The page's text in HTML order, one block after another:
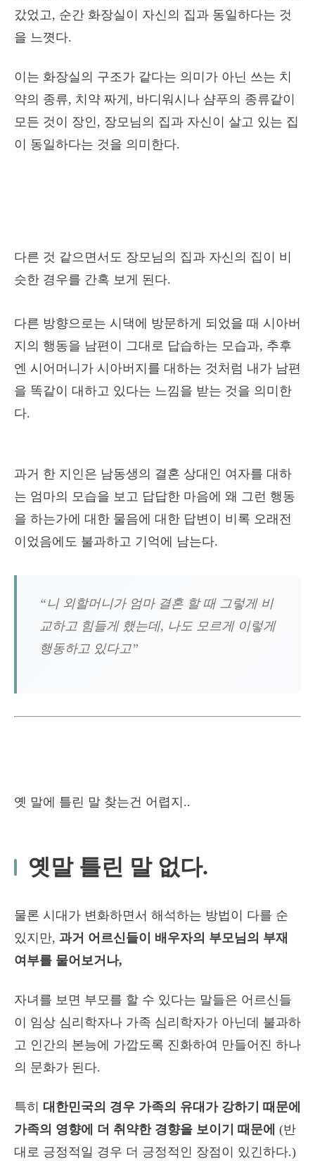
갔었고, 순간 화장실이 자신의 집과 동일하다는 것
을 느꼇다.
이는 화장실의 구조가 같다는 의미가 아닌 쓰는 치
약의 종류, 치약 짜게, 바디워시나 샴푸의 종류같이
모든 것이 장인, 장모님의 집과 자신이 살고 있는 집
이 동일하다는 것을 의미한다.
다른 것 같으면서도 장모님의 집과 자신의 집이 비
슷한 경우를 간혹 보게 된다.
다른 방향으로는 시댁에 방문하게 되었을 때 시아버
지의 행동을 남편이 그대로 답습하는 모습과, 추후
엔 시어머니가 시아버지를 대하는 것처럼 내가 남편
을 똑같이 대하고 있다는 느낌을 받는 것을 의미한
다.
과거 한 지인은 남동생의 결혼 상대인 여자를 대하
는 엄마의 모습을 보고 답답한 마음에 왜 그런 행동
을 하는가에 대한 물음에 대한 답변이 비록 오래전
이었음에도 불과하고 기억에 남는다.
“니 외할머니가 엄마 결혼 할 때 그렇게 비
교하고 힘들게 했는데, 나도 모르게 이렇게
행동하고 있다고”
옛 말에 틀린 말 찾는건 어렵지..
옛말 틀린 말 없다.
물론 시대가 변화하면서 해석하는 방법이 다를 순
있지만, 과거 어르신들이 배우자의 부모님의 부재
여부를 물어보거나,
자녀를 보면 부모를 할 수 있다는 말들은 어르신들
이 임상 심리학자나 가족 심리학자가 아닌데 불과하
고 인간의 본능에 가깝도록 진화하여 만들어진 하나
의 문화가 된다.
특히 대한민국의 경우 가족의 유대가 강하기 때문에
가족의 영향에 더 취약한 경향을 보이기 때문에 (반
대로 긍정적일 경우 더 긍정적인 장점이 있긴하다.)